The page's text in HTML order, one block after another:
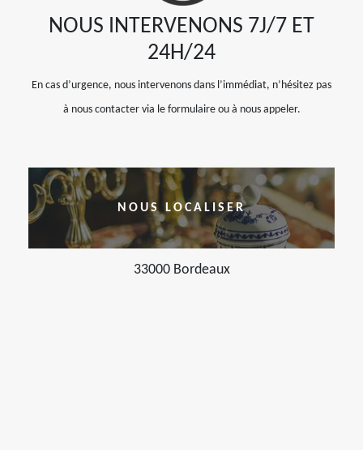
NOUS INTERVENONS 7J/7 ET
24H/24
En cas d’urgence, nous intervenons dans l’immédiat, n’hésitez pas
à nous contacter via le formulaire ou à nous appeler.
NOUS LOCALISER
33000 Bordeaux